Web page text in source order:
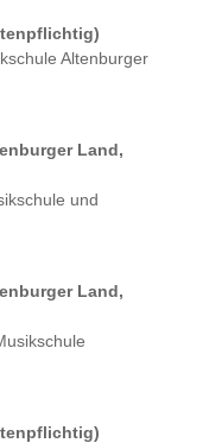
Altenburger
Land,
und
Land,